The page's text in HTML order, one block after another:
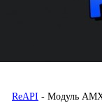
ReAPI - Модуль